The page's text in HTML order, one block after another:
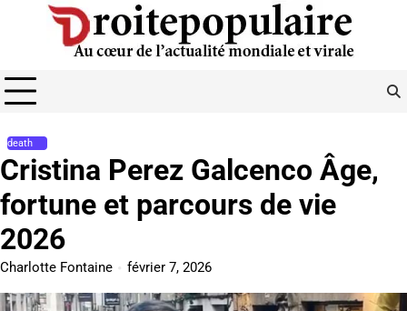
death
Cristina Perez Galcenco Âge,
fortune et parcours de vie
2026
Charlotte Fontaine février 7, 2026